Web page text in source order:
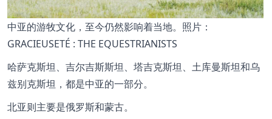
中亚的游牧文化，至今仍然影响着当地。照片：
GRACIEUSETÉ : THE EQUESTRIANISTS
哈萨克斯坦、吉尔吉斯斯坦、塔吉克斯坦、土库曼斯坦和乌
兹别克斯坦，都是中亚的一部分。
北亚则主要是俄罗斯和蒙古。